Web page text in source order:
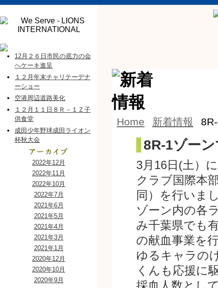
Home 新着情報
8R-1ゾー
3月16日(土）
クラブ国際本
同）を行いま
ゾーン内の各
み千葉県でも
の献血事業を
ゆるキャラの
くんも応援に
採血人数とし
12月２６日市民の底力の会
へケーキ進呈
１２月年末チャリテーデナ
ーショー
空港周辺道路美化
１２月１１日８Ｒ－１Ｚ子
供食堂
成田少年野球成田ライオン
杯秋大会
2022年12月
2022年11月
2022年10月
2022年7月
2021年6月
2021年5月
2021年4月
2021年3月
2021年1月
2020年12月
2020年10月
2020年9月